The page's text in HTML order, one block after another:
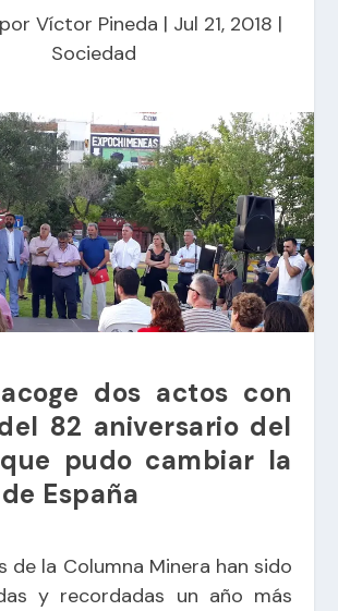
Víctor Pineda | Jul 21, 2018 |
Sociedad
dos actos con
82 aniversario del
pudo cambiar la
España
de la Columna Minera han sido
y recordadas un año más